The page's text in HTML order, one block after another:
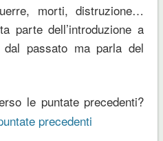
morti, distruzione…
parte dell’introduzione a
passato ma parla del
le puntate precedenti?
precedenti